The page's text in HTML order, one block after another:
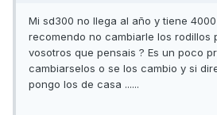
Mi sd300 no llega al año y tiene
recomendo no cambiarle los rodillos
vosotros que pensais ? Es un poco
cambiarselos o se los cambio y si
pongo los de casa ......